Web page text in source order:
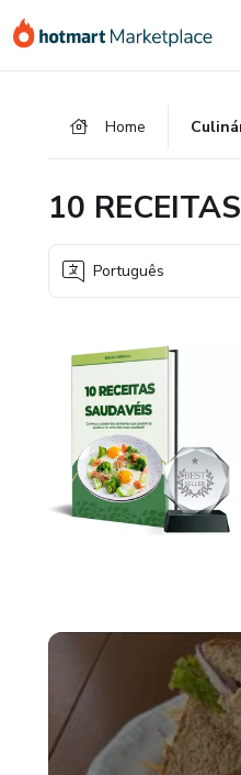
para
para
para
Home
10
Português